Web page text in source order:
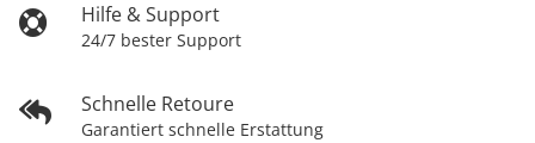
Hilfe & Support
24/7 bester Support
Schnelle Retoure
Garantiert schnelle Erstattung